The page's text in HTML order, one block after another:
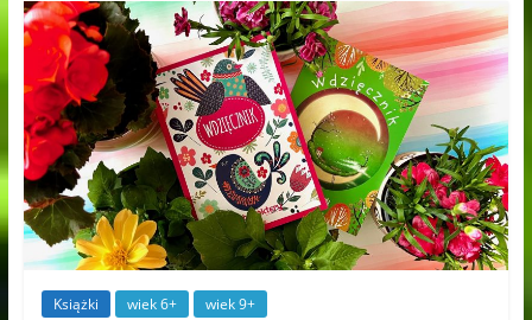
Książki wiek 6+ wiek 9+